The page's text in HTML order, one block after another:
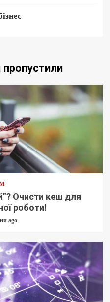
Очисти кеш для
роботи!
ago